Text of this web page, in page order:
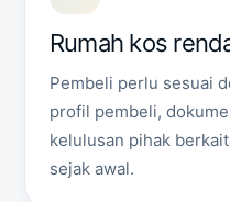
Rumah kos
Pembeli perlu sesuai
profil pembeli,
kelulusan pihak
sejak awal.